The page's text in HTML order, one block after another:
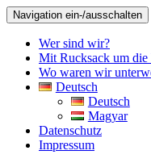
Navigation ein-/ausschalten
Wer sind wir?
Mit Rucksack um die
Wo waren wir
Deutsch
Deutsch
Magyar
Datenschutz
Impressum